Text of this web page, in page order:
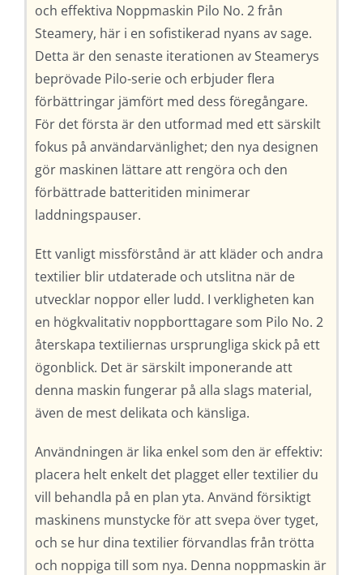
och effektiva Noppmaskin Pilo No. 2 från
Steamery, här i en sofistikerad nyans av sage.
Detta är den senaste iterationen av Steamerys
beprövade Pilo-serie och erbjuder flera
förbättringar jämfört med dess föregångare.
För det första är den utformad med ett särskilt
fokus på användarvänlighet; den nya designen
gör maskinen lättare att rengöra och den
förbättrade batteritiden minimerar
laddningspauser.
Ett vanligt missförstånd är att kläder och andra
textilier blir utdaterade och utslitna när de
utvecklar noppor eller ludd. I verkligheten kan
en högkvalitativ noppborttagare som Pilo No. 2
återskapa textiliernas ursprungliga skick på ett
ögonblick. Det är särskilt imponerande att
denna maskin fungerar på alla slags material,
även de mest delikata och känsliga.
Användningen är lika enkel som den är effektiv:
placera helt enkelt det plagget eller textilier du
vill behandla på en plan yta. Använd försiktigt
maskinens munstycke för att svepa över tyget,
och se hur dina textilier förvandlas från trötta
och noppiga till som nya. Denna noppmaskin är